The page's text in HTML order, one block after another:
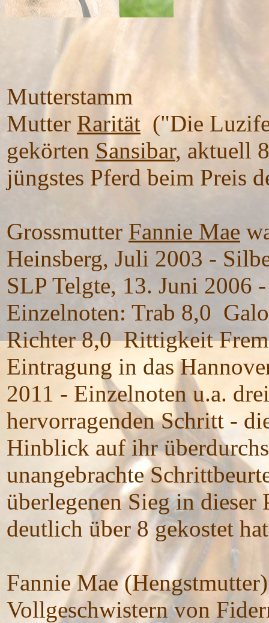
Mutterstamm
Mutter Rarität ("Die
gekörten Sansibar, aktuell
jüngstes Pferd beim Preis
Grossmutter Fannie Mae
Heinsberg, Juli 2003 -
SLP Telgte, 13. Juni 2006
Einzelnoten: Trab 8,0
Richter 8,0 Rittigkeit
Eintragung in das
2011 - Einzelnoten u.a.
hervorragenden Schritt -
Hinblick auf ihr
unangebrachte
überlegenen Sieg in
deutlich über 8 gekostet
Fannie Mae
Vollgeschwistern von